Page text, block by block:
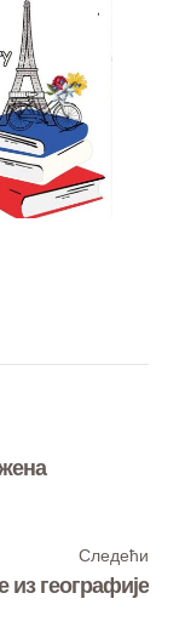
Следећи
географије